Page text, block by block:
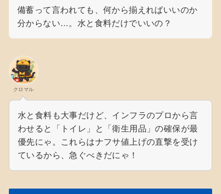
備蓄って言われても、何から揃えればいいのか
分からない…。水と食料だけでいいの？
クロマル
水と食料も大事だけど、インフラのプロから言
わせると「トイレ」と「衛生用品」の確保が最
優先にゃ。これらはナフサ値上げの直撃を受け
ているから、急ぐべきだにゃ！